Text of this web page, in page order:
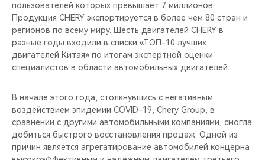
CHERY ДЛЯ ДЕТЕЙ
пользователей которых превышает 7 миллионов.
Продукция CHERY экспортируется в более чем 80 стран и
регионов по всему миру. Шесть двигателей CHERY в
разные годы входили в списки «ТОП-10 лучших
двигателей Китая» по итогам экспертной оценки
специалистов в области автомобильных двигателей.
В начале этого года, столкнувшись с негативным
воздействием эпидемии COVID-19, Chery Group, в
сравнении с другими автомобильными компаниями, смогла
добиться быстрого восстановления продаж. Одной из
причин является агрегатирование автомобилей концерна